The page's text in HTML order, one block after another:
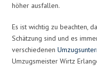
höher ausfallen.
Es ist wichtig zu beachten,
Schätzung sind und es
verschiedenen
Umzugsmeister Wirtz